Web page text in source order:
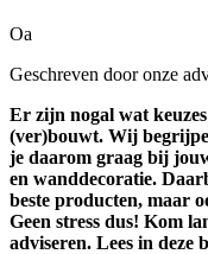
Oa
Geschreven door onze
Er zijn nogal wat
(ver)bouwt. Wij
je daarom graag bij
en wanddecoratie.
beste producten, maar
Geen stress dus! Kom
adviseren. Lees in deze